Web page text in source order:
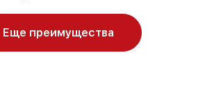
Еще преимущества